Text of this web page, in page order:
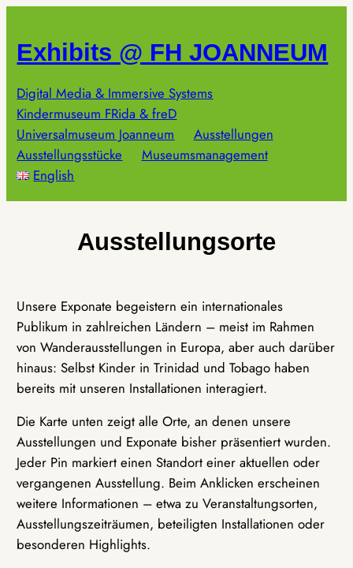
springen
Exhibits @ FH JOANNEUM
Digital Media & Immersive Systems
Kindermuseum FRida & freD
Universalmuseum Joanneum
Ausstellungen
Ausstellungsstücke
Museumsmanagement
English
Ausstellungsorte
Unsere Exponate begeistern ein internationales
Publikum in zahlreichen Ländern – meist im Rahmen
von Wanderausstellungen in Europa, aber auch darüber
hinaus: Selbst Kinder in Trinidad und Tobago haben
bereits mit unseren Installationen interagiert.
Die Karte unten zeigt alle Orte, an denen unsere
Ausstellungen und Exponate bisher präsentiert wurden.
Jeder Pin markiert einen Standort einer aktuellen oder
vergangenen Ausstellung. Beim Anklicken erscheinen
weitere Informationen – etwa zu Veranstaltungsorten,
Ausstellungszeiträumen, beteiligten Installationen oder
besonderen Highlights.